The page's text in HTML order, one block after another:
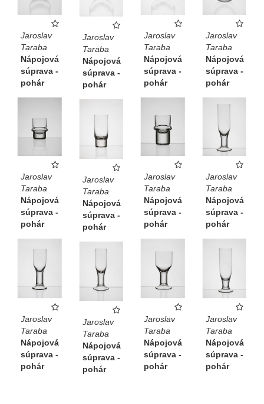
Jaroslav
Taraba
Nápojová
súprava -
pohár
Jaroslav
Taraba
Nápojová
súprava -
pohár
Jaroslav
Taraba
Nápojová
súprava -
pohár
Jaroslav
Taraba
Nápojová
súprava -
pohár
Jaroslav
Taraba
Nápojová
súprava -
pohár
Jaroslav
Taraba
Nápojová
súprava -
pohár
Jaroslav
Taraba
Nápojová
súprava -
pohár
Jaroslav
Taraba
Nápojová
súprava -
pohár
Jaroslav
Taraba
Nápojová
súprava -
pohár
Jaroslav
Taraba
Nápojová
súprava -
pohár
Jaroslav
Taraba
Nápojová
súprava -
pohár
Jaroslav
Taraba
Nápojová
súprava -
pohár